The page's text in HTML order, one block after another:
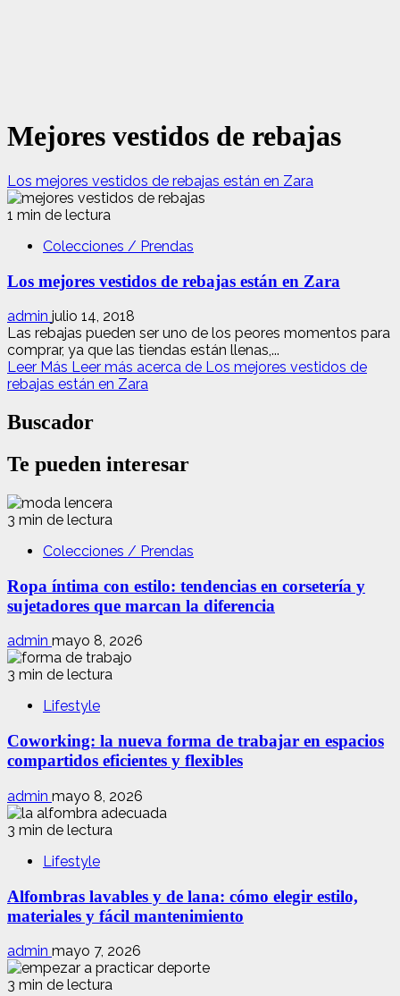
Mejores vestidos de rebajas
Los mejores vestidos de rebajas están en Zara
1 min de lectura
Colecciones / Prendas
Los mejores vestidos de rebajas están en Zara
admin julio 14, 2018
Las rebajas pueden ser uno de los peores momentos para
comprar, ya que las tiendas están llenas,...
Leer Más Leer más acerca de Los mejores vestidos de
rebajas están en Zara
Buscador
Te pueden interesar
3 min de lectura
Colecciones / Prendas
Ropa íntima con estilo: tendencias en corsetería y
sujetadores que marcan la diferencia
admin mayo 8, 2026
3 min de lectura
Lifestyle
Coworking: la nueva forma de trabajar en espacios
compartidos eficientes y flexibles
admin mayo 8, 2026
3 min de lectura
Lifestyle
Alfombras lavables y de lana: cómo elegir estilo,
materiales y fácil mantenimiento
admin mayo 7, 2026
3 min de lectura